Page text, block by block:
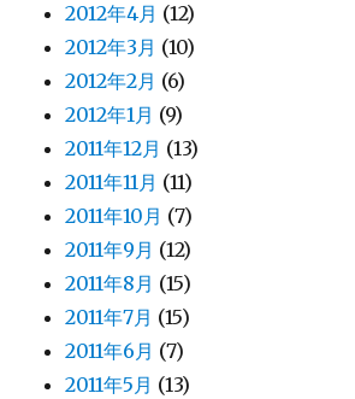
2012年4月 (12)
2012年3月 (10)
2012年2月 (6)
2012年1月 (9)
2011年12月 (13)
2011年11月 (11)
2011年10月 (7)
2011年9月 (12)
2011年8月 (15)
2011年7月 (15)
2011年6月 (7)
2011年5月 (13)